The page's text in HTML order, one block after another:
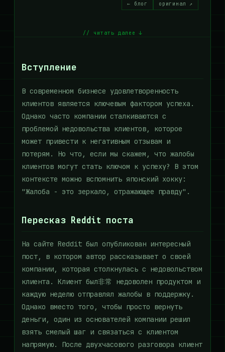
← блог
оригинал ↗
// читать далее ↓
Вступление
В современном бизнесе удовлетворенность
клиентов является ключевым фактором успеха.
Однако часто компании сталкиваются с
проблемой недовольства клиентов, которое
может привести к негативным отзывам и
потерям. Но что, если мы скажем, что жалобы
клиентов могут стать ключом к успеху? В этом
контексте можно вспомнить японский хокку:
"Жалоба - это зеркало, отражающее правду".
Пересказ Reddit поста
На сайте Reddit был опубликован интересный
пост, в котором автор рассказывает о своей
компании, которая столкнулась с недовольством
клиента. Клиент был非常 недоволен продуктом и
каждую неделю отправлял жалобы в поддержку.
Однако вместо того, чтобы просто вернуть
деньги, один из основателей компании решил
взять смелый шаг и связаться с клиентом
напрямую. После двухчасового разговора клиент